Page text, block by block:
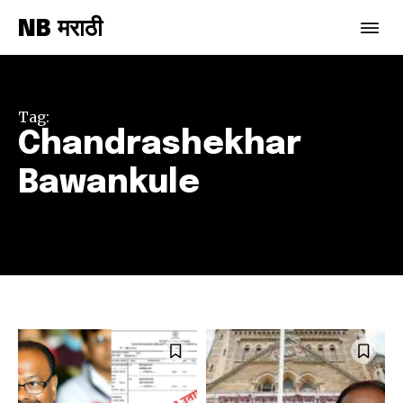
NB मराठी
Tag:
Chandrashekhar
Bawankule